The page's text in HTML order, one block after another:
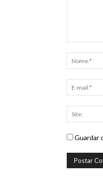
Guardar